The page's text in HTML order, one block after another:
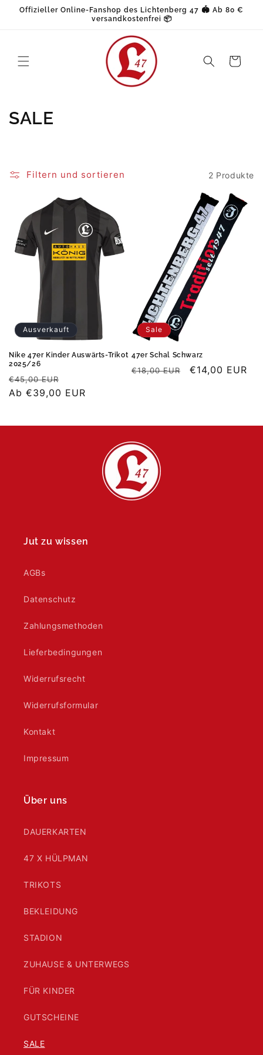
zum
Offizieller Online-Fanshop des Lichtenberg 47 🏟️ Ab 80 €
versandkostenfrei 📦
Warenkorb
K
o
r
SALE
Filtern und sortieren 2 Produkte
Ausverkauft
Nike 47er Kinder Auswärts-Trikot
2025/26
Normaler
Preis
€45,00 EUR
Ab €39,00 EUR
Sale
47er Schal Schwarz
Normaler
€18,00 EUR Verkaufspreis
€14,00 EUR
Jut zu wissen
AGBs
Datenschutz
Zahlungsmethoden
Lieferbedingungen
Widerrufsrecht
Widerrufsformular
Kontakt
Impressum
Über uns
DAUERKARTEN
47 X HÜLPMAN
TRIKOTS
BEKLEIDUNG
STADION
ZUHAUSE & UNTERWEGS
FÜR KINDER
GUTSCHEINE
SALE